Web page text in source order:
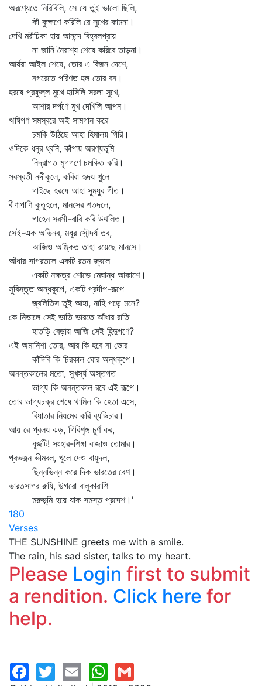
অরণ্যেতে নিরিবিলি, সে যে তুই ভালো ছিলি,
কী কুক্ষণে করিলি রে সুখের কামনা।
দেখি মরীচিকা হায় আনন্দে বিহ্বলপ্রায়
না জানি নৈরাশ্য শেষে করিবে তাড়না।
আর্যরা আইল শেষে, তোর এ বিজন দেশে,
নগরেতে পরিণত হল তোর বন।
হরষে প্রফুল্ল মুখে হাসিলি সরলা সুখে,
আশার দর্পণে মুখ দেখিলি আপন।
ঋষিগণ সমস্বরে অই সামগান করে
চমকি উঠিছে আহা হিমালয় গিরি।
ওদিকে ধনুর ধ্বনি, কাঁপায় অরণ্যভূমি
নিদ্রাগত মৃগগণে চমকিত করি।
সরস্বতী নদীকূলে, কবিরা হৃদয় খুলে
গাইছে হরষে আহা সুমধুর গীত।
বীণাপাণি কুতূহলে, মানসের শতদলে,
গাহেন সরসী-বারি করি উথলিত।
সেই-এক অভিনব, মধুর সৌন্দর্য তব,
আজিও অঙ্কিত তাহা রয়েছে মানসে।
আঁধার সাগরতলে একটি রতন জ্বলে
একটি নক্ষত্র শোভে মেঘান্ধ আকাশে।
সুবিস্তৃত অন্ধকূপে, একটি প্রদীপ-রূপে
জ্বলিতিস তুই আহা, নাহি পড়ে মনে?
কে নিভালে সেই ভাতি ভারতে আঁধার রাতি
হাতড়ি বেড়ায় আজি সেই হিন্দুগণে?
এই অমানিশা তোর, আর কি হবে না ভোর
কাঁদিবি কি চিরকাল ঘোর অন্ধকূপে।
অনন্তকালের মতো, সুখসূর্য অস্তগত
ভাগ্য কি অনন্তকাল রবে এই রূপে।
তোর ভাগ্যচক্র শেষে থামিল কি হেতা এসে,
বিধাতার নিয়মের করি ব্যভিচার।
আয় রে প্রলয় ঝড়, গিরিশৃঙ্গ চূর্ণ কর,
ধূর্জটি! সংহার-শিঙ্গা বাজাও তোমার।
প্রভঞ্জন ভীমবল, খুলে দেও বায়ুদল,
ছিন্নভিন্ন করে দিক ভারতের বেশ।
ভারতসাগর রুষি, উগরো বালুকারাশি
মরুভূমি হয়ে যাক সমস্ত প্রদেশ।'
180
Verses
THE SUNSHINE greets me with a smile.
The rain, his sad sister, talks to my heart.
Please Login first to submit
a rendition. Click here for
help.